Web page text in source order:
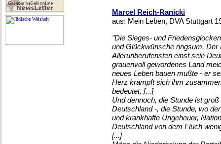
Marcel Reich-Ranicki
aus: Mein Leben, DVA Stuttgart
"Die Sieges- und
und Glückwünsche ringsum. Der
Allerunberufensten einst sein
grauenvoll gewordenes Land
neues Leben bauen mußte - er
Herz krampft sich ihm
bedeutet, [...]
Und dennoch, die Stunde ist
Deutschland -, die Stunde, wo
und krankhafte Ungeheuer,
Deutschland von dem Fluch
[...]